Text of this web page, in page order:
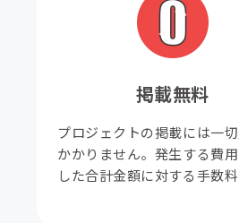
掲載無料
プロジェクトの掲載には一
かかりません。発生する費
した合計金額に対する手数料